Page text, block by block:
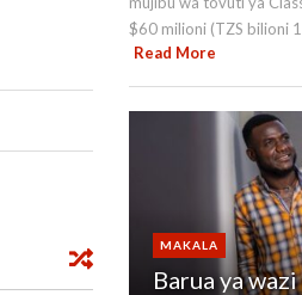
$60 milioni (TZS bilioni
Read More
MAKALA
Barua ya